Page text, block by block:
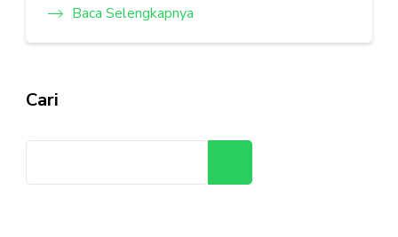
Baca Selengkapnya
Cari